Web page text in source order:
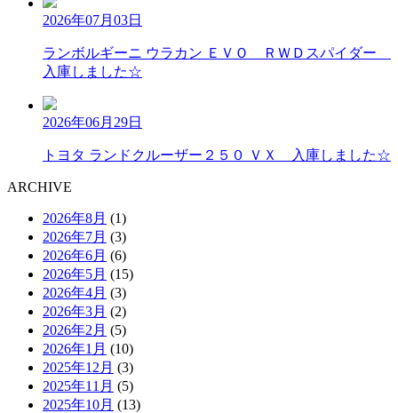
2026年07月03日
ランボルギーニ ウラカン ＥＶＯ ＲＷＤスパイダー
入庫しました☆
2026年06月29日
トヨタ ランドクルーザー２５０ ＶＸ 入庫しました☆
ARCHIVE
2026年8月 (1)
2026年7月 (3)
2026年6月 (6)
2026年5月 (15)
2026年4月 (3)
2026年3月 (2)
2026年2月 (5)
2026年1月 (10)
2025年12月 (3)
2025年11月 (5)
2025年10月 (13)